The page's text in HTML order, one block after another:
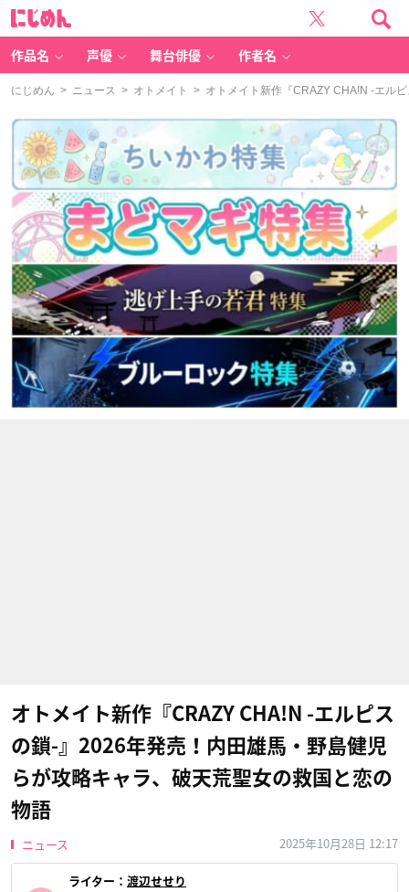
作品名 声優 舞台俳優 作者名
にじめん > ニュース > オトメイト > オトメイト新作『CRAZY CHA!N -エル
オトメイト新作『CRAZY CHA!N -エルピス
の鎖-』2026年発売！内田雄馬・野島健児
らが攻略キャラ、破天荒聖女の救国と恋の
物語
ニュース 2025年10月28日 12:17
ライター： 渡辺せせり